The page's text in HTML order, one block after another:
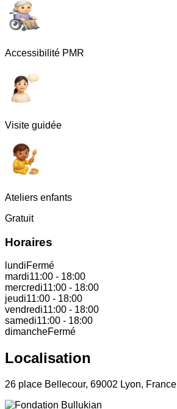
Accessibilité PMR
Visite guidée
Ateliers enfants
Gratuit
Horaires
lundiFermé
mardi11:00 - 18:00
mercredi11:00 - 18:00
jeudi11:00 - 18:00
vendredi11:00 - 18:00
samedi11:00 - 18:00
dimancheFermé
Localisation
26 place Bellecour, 69002 Lyon, France